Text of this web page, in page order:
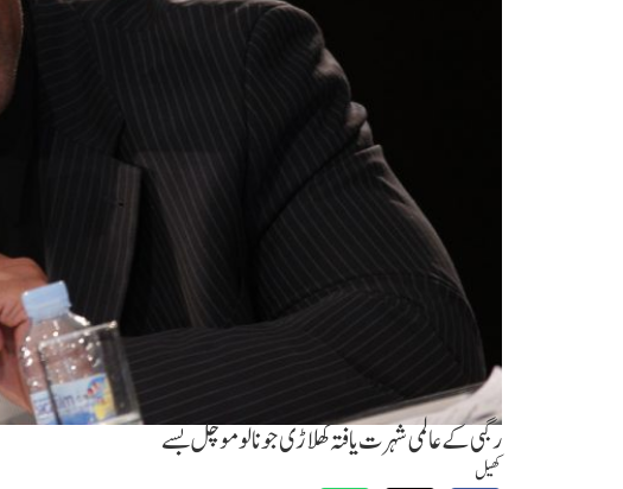
رگبی کے عالمی شہرت یافتہ کھلاڑی جونا لومو چل بسے
کھیل